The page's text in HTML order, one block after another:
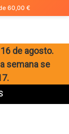
60,00 €
de agosto.
semana se
para
y